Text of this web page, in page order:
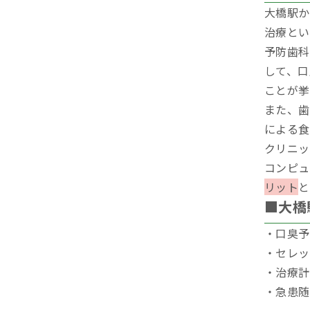
大橋駅
治療と
予防歯
して、
ことが
また、
による
クリニ
コンピ
リット
■大橋
・口臭
・セレ
・治療
・急患